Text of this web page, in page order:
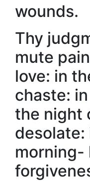
wounds.
Thy
mute
love: in
chaste:
the night
desolate:
morning-